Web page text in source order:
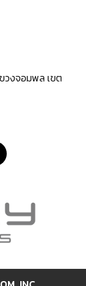
วงจอมพล เขต